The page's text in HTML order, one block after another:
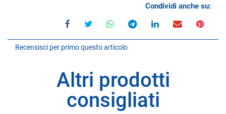
Condividi anche su:
Recensisci per primo questo articolo
Altri prodotti
consigliati